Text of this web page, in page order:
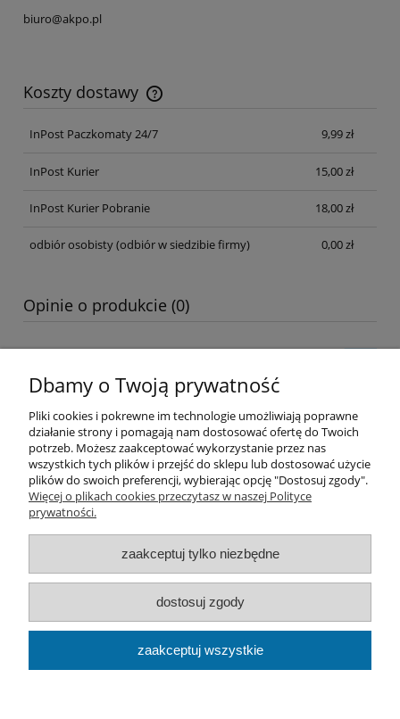
biuro@akpo.pl
Koszty dostawy
Cena nie zawiera ewentualnych kosztów płatności
InPost Paczkomaty 24/7
9,99 zł
InPost Kurier 15,00 zł
InPost Kurier Pobranie 18,00 zł
odbiór osobisty(odbiór w siedzibie firmy) 0,00 zł
Opinie o produkcie (0)
Pomoc
Moje konto
Informacje
O nas
Best Flow | Ludwika Rydygiera 19/210, 01-793 Warszawa |
Tel: 661945198 Mail:kontakt@bestflow.pl|NIP: 7542757743 |
Dbamy o Twoją prywatność
Pliki cookies i pokrewne im technologie umożliwiają poprawne
działanie strony i pomagają nam dostosować ofertę do Twoich
potrzeb. Możesz zaakceptować wykorzystanie przez nas
wszystkich tych plików i przejść do sklepu lub dostosować użycie
plików do swoich preferencji, wybierając opcję "Dostosuj zgody".
Więcej o plikach cookies przeczytasz w naszej Polityce
prywatności.
zaakceptuj tylko niezbędne
dostosuj zgody
zaakceptuj wszystkie